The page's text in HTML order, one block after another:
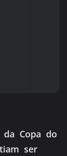
Copa do
ser